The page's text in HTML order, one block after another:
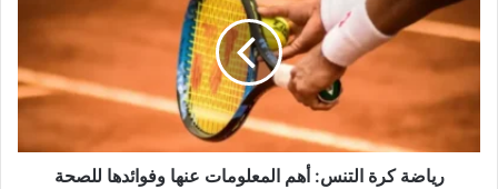
التنس:
أهم
وفوائدها
للصحة
رياضة كرة التنس: أهم المعلومات عنها وفوائدها للصحة